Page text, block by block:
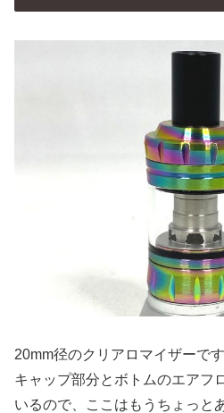
20mm径のクリアロマイザーです
キャップ部分とボトムのエアフ
いるので、ここはもうちょっと